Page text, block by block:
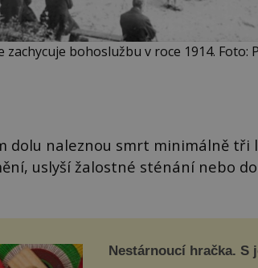
bohoslužbu v roce 1914. Foto:
dolu naleznou smrt minimálně tři
uslyší žalostné sténání nebo
Nestárnoucí hračka. S